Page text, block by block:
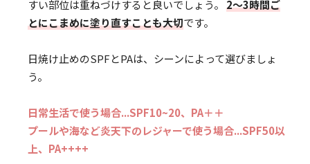
すい部位は重ねづけすると良いでしょう。 2〜3時間ご
とにこまめに塗り直すことも大切です。
日焼け止めのSPFとPAは、シーンによって選びましょ
う。
日常生活で使う場合...SPF10~20、PA＋＋
プールや海など炎天下のレジャーで使う場合...SPF50以
上、PA++++